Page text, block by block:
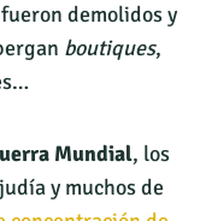
demolidos y
boutiques,
Mundial, los
y muchos de